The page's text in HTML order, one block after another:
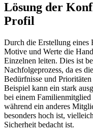
Lösung der
Profil
Durch die Erstellung eines
Motive und Werte die
Einzelnen leiten. Dies ist
Nachfolgeprozess, da es
Bedürfnisse und
Beispiel kann ein stark
bei einem
während ein anderes
besonders hoch ist,
Sicherheit bedacht ist.